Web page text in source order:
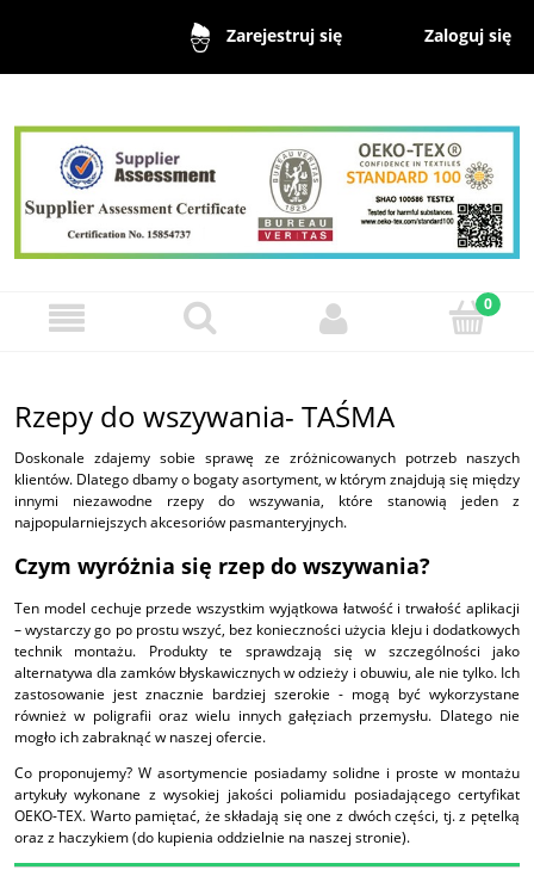
Zarejestruj się Zaloguj się
Rzepy do wszywania- TAŚMA
Doskonale zdajemy sobie sprawę ze zróżnicowanych potrzeb naszych
klientów. Dlatego dbamy o bogaty asortyment, w którym znajdują się między
innymi niezawodne rzepy do wszywania, które stanowią jeden z
najpopularniejszych akcesoriów pasmanteryjnych.
Czym wyróżnia się rzep do wszywania?
Ten model cechuje przede wszystkim wyjątkowa łatwość i trwałość aplikacji
– wystarczy go po prostu wszyć, bez konieczności użycia kleju i dodatkowych
technik montażu. Produkty te sprawdzają się w szczególności jako
alternatywa dla zamków błyskawicznych w odzieży i obuwiu, ale nie tylko. Ich
zastosowanie jest znacznie bardziej szerokie - mogą być wykorzystane
również w poligrafii oraz wielu innych gałęziach przemysłu. Dlatego nie
mogło ich zabraknąć w naszej ofercie.
Co proponujemy? W asortymencie posiadamy solidne i proste w montażu
artykuły wykonane z wysokiej jakości poliamidu posiadającego certyfikat
OEKO-TEX. Warto pamiętać, że składają się one z dwóch części, tj. z pętelką
oraz z haczykiem (do kupienia oddzielnie na naszej stronie).